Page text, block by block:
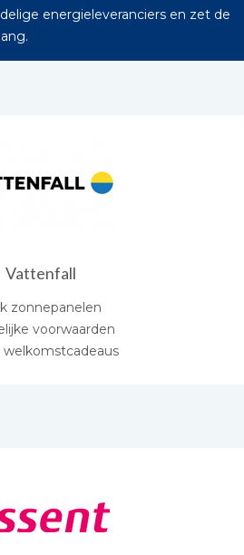
energieleveranciers en zet de
Vattenfall
zonnepanelen
voorwaarden
welkomstcadeaus